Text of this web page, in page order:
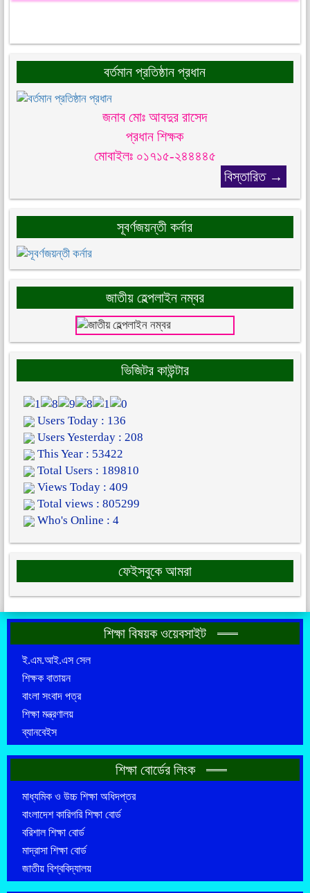
বর্তমান প্রতিষ্ঠান প্রধান
জনাব মোঃ আবদুর রাসেদ
প্রধান শিক্ষক
মোবাইলঃ ০১৭১৫-২৪৪৪৪৫
বিস্তারিত →
সূবর্ণজয়ন্তী কর্নার
জাতীয় হেল্পলাইন নম্বর
ভিজিটর কাউন্টার
Users Today : 136
Users Yesterday : 208
This Year : 53422
Total Users : 189810
Views Today : 409
Total views : 805299
Who's Online : 4
ফেইসবুকে আমরা
শিক্ষা বিষয়ক ওয়েবসাইট
ই.এম.আই.এস সেল
শিক্ষক বাতায়ন
বাংলা সংবাদ পত্র
শিক্ষা মন্ত্রণালয়
ব্যানবেইস
শিক্ষা বোর্ডের লিংক
মাধ্যমিক ও উচ্চ শিক্ষা অধিদপ্তর
বাংলাদেশ কারিগরি শিক্ষা বোর্ড
বরিশাল শিক্ষা বোর্ড
মাদ্রাসা শিক্ষা বোর্ড
জাতীয় বিশ্ববিদ্যালয়